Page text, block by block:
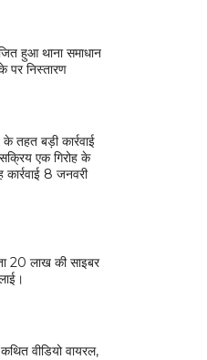
हुआ थाना समाधान
पर निस्तारण
तहत बड़ी कार्रवाई
एक गिरोह के
8 जनवरी
20 लाख की साइबर
वीडियो वायरल,